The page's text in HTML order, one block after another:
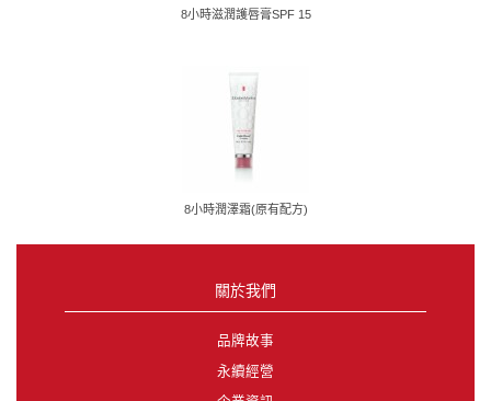
8小時滋潤護唇膏SPF 15
8小時潤澤霜(原有配方)
關於我們
品牌故事
永續經營